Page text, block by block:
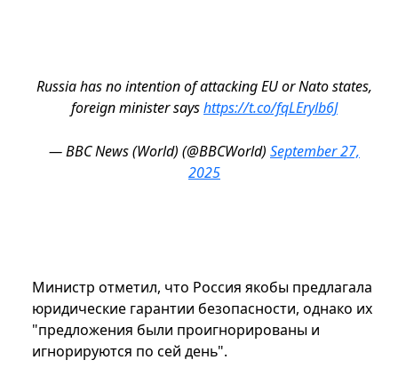
Russia has no intention of attacking EU or Nato states,
foreign minister sayshttps://t.co/fqLErylb6J
— BBC News (World) (@BBCWorld) September 27,
2025
Министр отметил, что Россия якобы предлагала
юридические гарантии безопасности, однако их
"предложения были проигнорированы и
игнорируются по сей день".